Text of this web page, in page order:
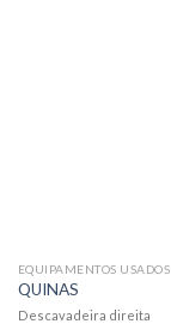
EQUIPAMENTOS USADOS
QUINAS
Descavadeira direita